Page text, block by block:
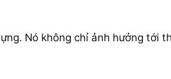
Nó không chỉ ảnh hưởng tới